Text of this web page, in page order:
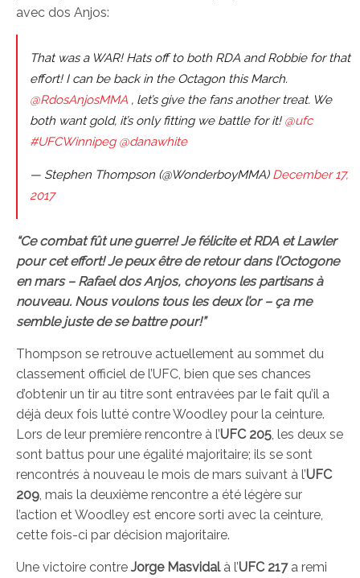
avec dos Anjos:
That was a WAR! Hats off to both RDA and Robbie for that
effort! I can be back in the Octagon this March.
@RdosAnjosMMA , let’s give the fans another treat. We
both want gold, it’s only fitting we battle for it! @ufc
#UFCWinnipeg @danawhite
— Stephen Thompson (@WonderboyMMA) December 17,
2017
“Ce combat fût une guerre! Je félicite et RDA et Lawler
pour cet effort! Je peux être de retour dans l’Octogone
en mars – Rafael dos Anjos, choyons les partisans à
nouveau. Nous voulons tous les deux l’or – ça me
semble juste de se battre pour!”
Thompson se retrouve actuellement au sommet du
classement officiel de l’UFC, bien que ses chances
d’obtenir un tir au titre sont entravées par le fait qu’il a
déjà deux fois lutté contre Woodley pour la ceinture.
Lors de leur première rencontre à l’UFC 205 , les deux se
sont battus pour une égalité majoritaire; ils se sont
rencontrés à nouveau le mois de mars suivant à l’UFC
209 , mais la deuxième rencontre a été légère sur
l’action et Woodley est encore sorti avec la ceinture,
cette fois-ci par décision majoritaire.
Une victoire contre Jorge Masvidalà l’UFC 217a remi